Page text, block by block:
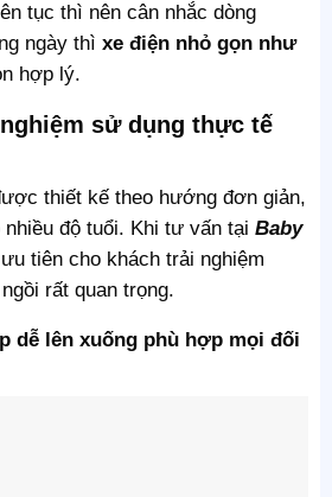
tục thì nên cân nhắc dòng
ngày thì xe điện nhỏ gọn như
hợp lý.
sử dụng thực tế
thiết kế theo hướng đơn giản,
độ tuổi. Khi tư vấn tại Baby
tiên cho khách trải nghiệm
rất quan trọng.
dễ lên xuống phù hợp mọi đối